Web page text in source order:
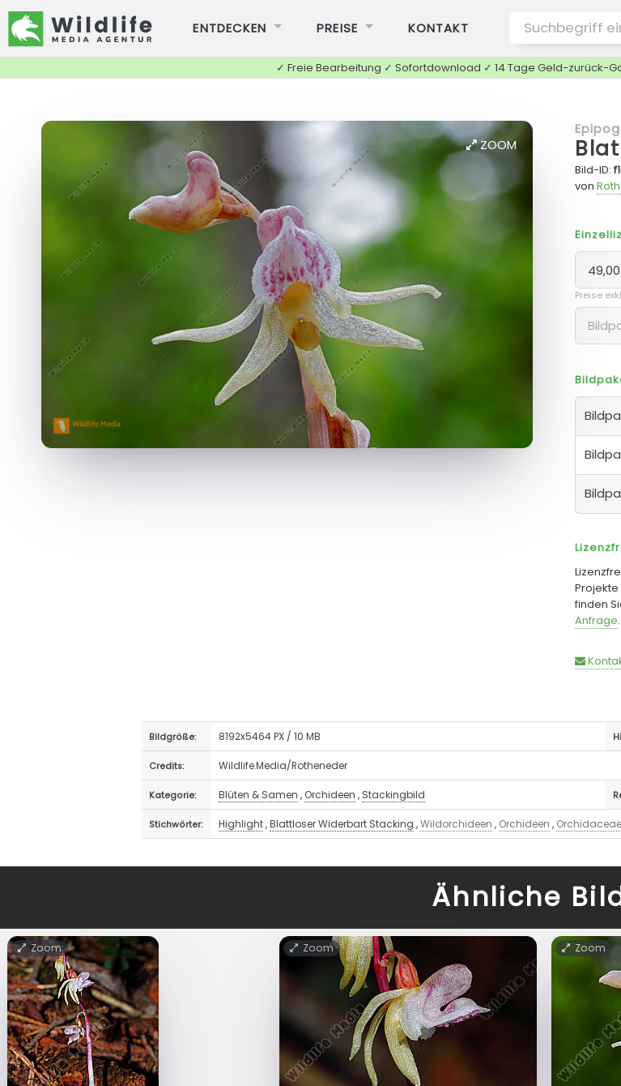
ENTDECKEN PREISE KONTAKT
✓ Freie Bearbeitung ✓ Sofortdownload ✓ 14 Tage Geld-zurück-
ZOOM
Bild-ID:
von
Preise
finden
Anfrage.
Bildgröße: 8192x5464 PX / 10 MB
Credits: Wildlife.Media/Rotheneder
Kategorie: Blüten & Samen , Orchideen , Stackingbild
Stichwörter: Highlight,Blattloser Widerbart Stacking ,Wildorchideen , Orchideen , Orchidaceae
Ähnliche
Zoom Zoom Zoom